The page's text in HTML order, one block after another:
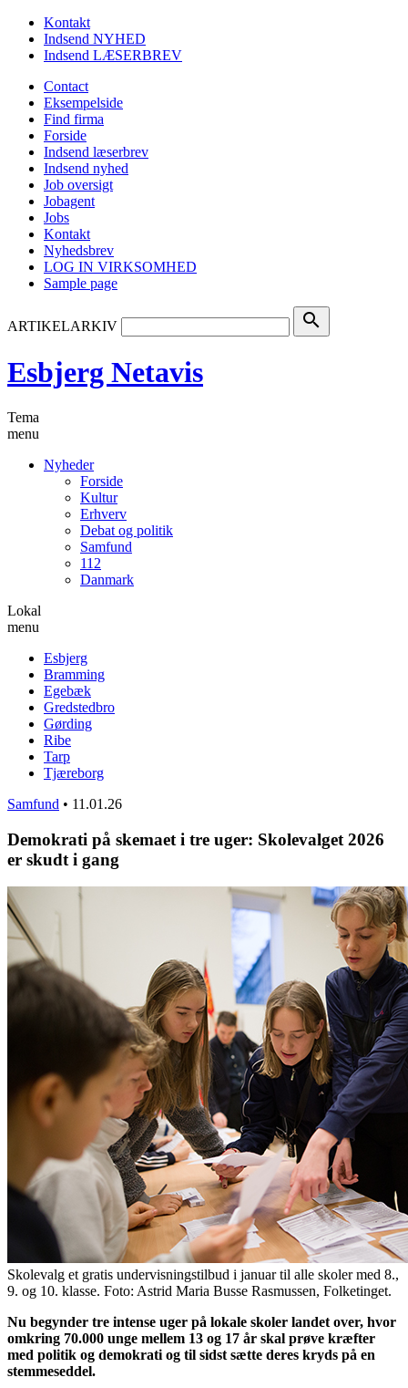
Kontakt
Indsend NYHED
Indsend LÆSERBREV
Contact
Eksempelside
Find firma
Forside
Indsend læserbrev
Indsend nyhed
Job oversigt
Jobagent
Jobs
Kontakt
Nyhedsbrev
LOG IN VIRKSOMHED
Sample page
ARTIKELARKIV search
Esbjerg Netavis
Tema
menu
Nyheder
Forside
Kultur
Erhverv
Debat og politik
Samfund
112
Danmark
Lokal
menu
Esbjerg
Bramming
Egebæk
Gredstedbro
Gørding
Ribe
Tarp
Tjæreborg
Samfund • 11.01.26
Demokrati på skemaet i tre uger: Skolevalget 2026
er skudt i gang
Skolevalg et gratis undervisningstilbud i januar til alle skoler med 8.,
9. og 10. klasse. Foto: Astrid Maria Busse Rasmussen, Folketinget.
Nu begynder tre intense uger på lokale skoler landet over, hvor
omkring 70.000 unge mellem 13 og 17 år skal prøve kræfter
med politik og demokrati og til sidst sætte deres kryds på en
stemmeseddel.